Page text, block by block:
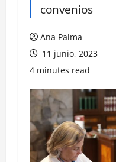
convenios
Ana Palma
11 junio, 2023
4 minutes read